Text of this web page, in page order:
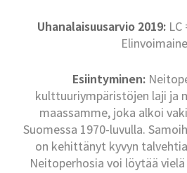
Uhanalaisuusarvio 2019:
Esiintyminen:
kulttuuriympäristöjen laji ja
maassamme, joka alkoi
Suomessa 1970-luvulla.
on kehittänyt kyvyn
Neitoperhosia voi löytää